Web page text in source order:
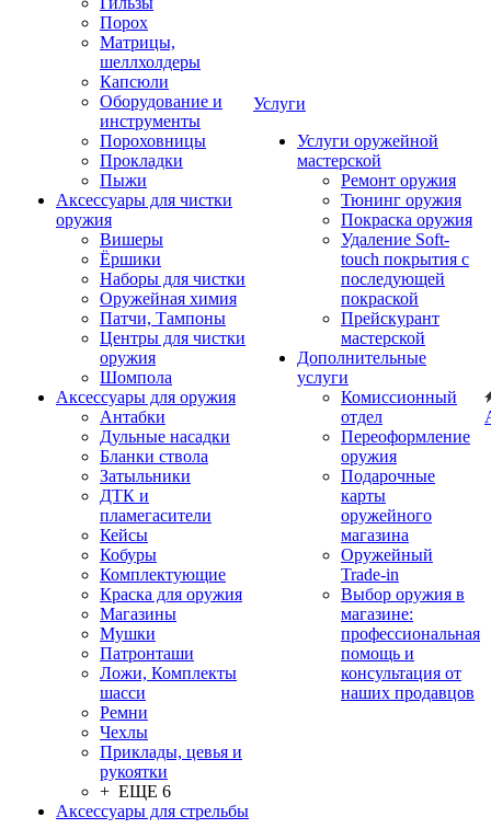
Порох
Матрицы,
шеллхолдеры
Капсюли
Оборудование и
инструменты
Пороховницы
Прокладки
Пыжи
Аксессуары для чистки
оружия
Вишеры
Ёршики
Наборы для чистки
Оружейная химия
Патчи, Тампоны
Центры для чистки
оружия
Шомпола
Аксессуары для оружия
Антабки
Дульные насадки
Бланки ствола
Затыльники
ДТК и
пламегасители
Кейсы
Кобуры
Комплектующие
Краска для оружия
Магазины
Мушки
Патронташи
Ложи, Комплекты
шасси
Ремни
Чехлы
Приклады, цевья и
рукоятки
+ ЕЩЕ 6
Аксессуары для стрельбы
Услуги
Услуги оружейной
мастерской
Ремонт оружия
Тюнинг оружия
Покраска оружия
Удаление Soft-
touch покрытия с
последующей
покраской
Прейскурант
мастерской
Дополнительные
услуги
Комиссионный
отдел
Переоформление
оружия
Подарочные
карты
оружейного
магазина
Оружейный
Trade-in
Выбор оружия в
магазине:
профессиональная
помощь и
консультация от
наших продавцов